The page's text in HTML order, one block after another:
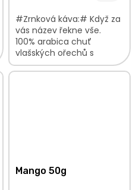
#Zrnková káva:# Když za
vás název řekne vše.
100% arabica chuť
vlašských ořechů s
marcipánovými podtóny
praženo na espresso
Mango 50g